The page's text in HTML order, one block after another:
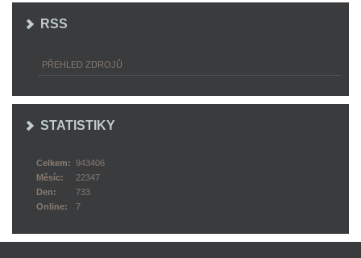
RSS
PŘEHLED ZDROJŮ
STATISTIKY
Online: 7
Celkem: 943406
Měsíc:
22347
Den:
733